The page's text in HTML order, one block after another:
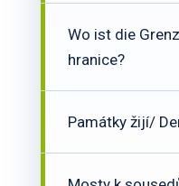
Wo ist die
hranice?
Památky žijí/